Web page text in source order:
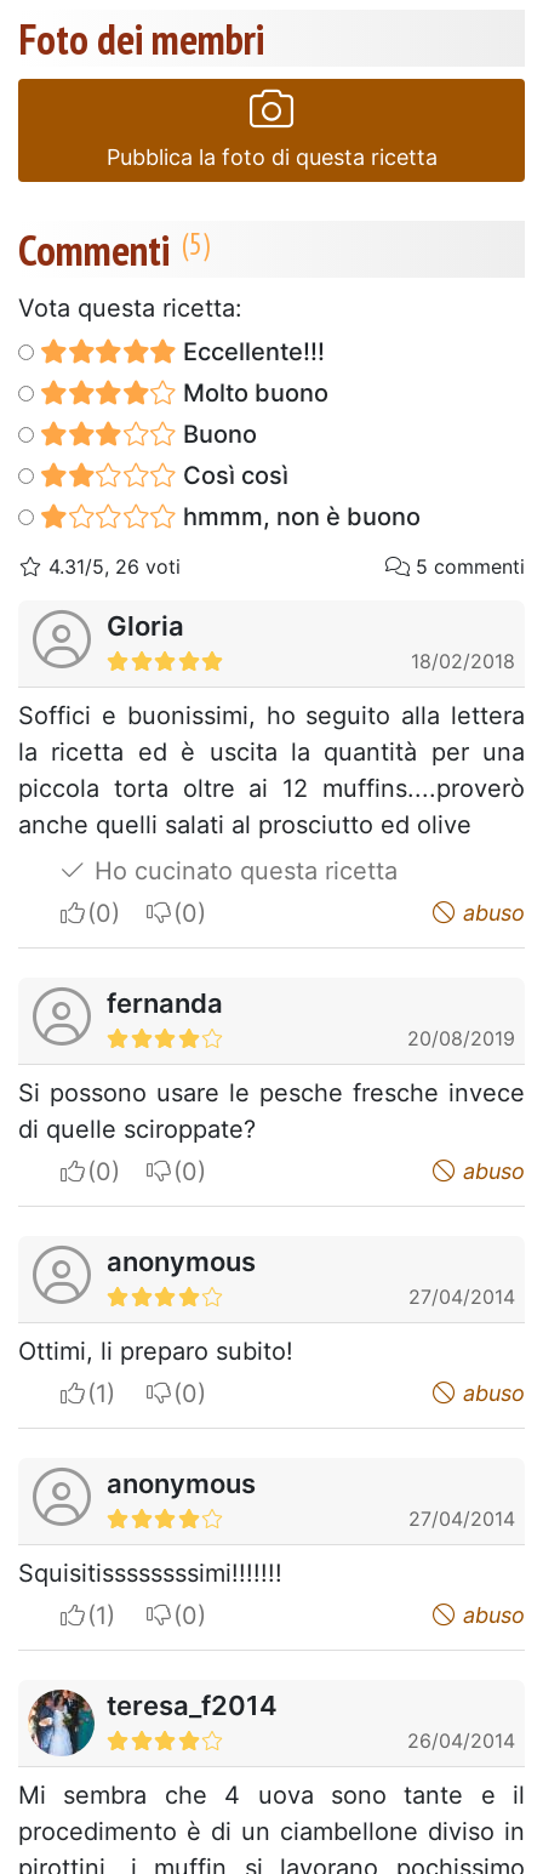
Foto dei membri
Pubblica la foto di questa ricetta
Commenti
Vota questa ricetta:
Eccellente!!!
Molto buono
Buono
Così così
hmmm, non è buono
4.31/5, 26 voti 5 commenti
Gloria
18/02/2018
Soffici e buonissimi, ho seguito alla lettera
la ricetta ed è uscita la quantità per una
piccola torta oltre ai 12 muffins....proverò
anche quelli salati al prosciutto ed olive
Ho cucinato questa ricetta
I apreciateI do not appreciate abuso
fernanda
20/08/2019
Si possono usare le pesche fresche invece
di quelle sciroppate?
I apreciateI do not appreciate abuso
anonymous
27/04/2014
Ottimi, li preparo subito!
I apreciateI do not appreciate abuso
anonymous
27/04/2014
Squisitissssssssimi!!!!!!!
I apreciateI do not appreciate abuso
teresa_f2014
26/04/2014
Mi sembra che 4 uova sono tante e il
procedimento è di un ciambellone diviso in
pirottini, i muffin si lavorano pochissimo